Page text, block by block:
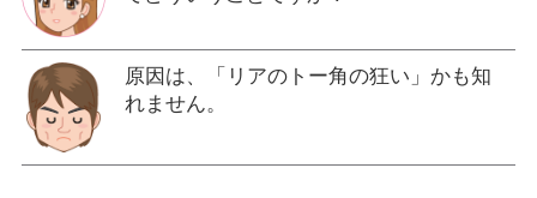
原因は、「リアのトー角の狂い」かも知
れません。